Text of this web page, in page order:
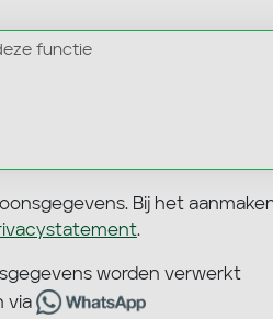
Bij het
.
worden verwerkt
via